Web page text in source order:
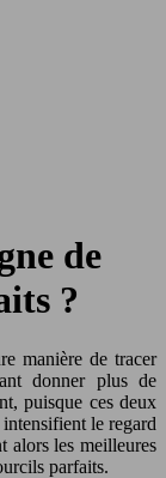
de
?
manière de tracer
donner plus de
puisque ces deux
le regard
alors les meilleures
parfaits.